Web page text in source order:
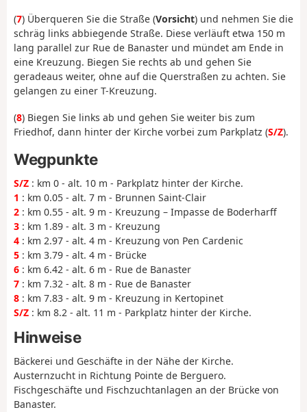
(7) Überqueren Sie die Straße (Vorsicht) und nehmen Sie die
schräg links abbiegende Straße. Diese verläuft etwa 150 m
lang parallel zur Rue de Banaster und mündet am Ende in
eine Kreuzung. Biegen Sie rechts ab und gehen Sie
geradeaus weiter, ohne auf die Querstraßen zu achten. Sie
gelangen zu einer T-Kreuzung.
(8) Biegen Sie links ab und gehen Sie weiter bis zum
Friedhof, dann hinter der Kirche vorbei zum Parkplatz (S/Z).
Wegpunkte
S/Z : km 0 - alt. 10 m - Parkplatz hinter der Kirche.
1 : km 0.05 - alt. 7 m - Brunnen Saint-Clair
2 : km 0.55 - alt. 9 m - Kreuzung – Impasse de Boderharff
3 : km 1.89 - alt. 3 m - Kreuzung
4 : km 2.97 - alt. 4 m - Kreuzung von Pen Cardenic
5 : km 3.79 - alt. 4 m - Brücke
6 : km 6.42 - alt. 6 m - Rue de Banaster
7 : km 7.32 - alt. 8 m - Rue de Banaster
8 : km 7.83 - alt. 9 m - Kreuzung in Kertopinet
S/Z : km 8.2 - alt. 11 m - Parkplatz hinter der Kirche.
Hinweise
Bäckerei und Geschäfte in der Nähe der Kirche.
Austernzucht in Richtung Pointe de Berguero.
Fischgeschäfte und Fischzuchtanlagen an der Brücke von
Banaster.